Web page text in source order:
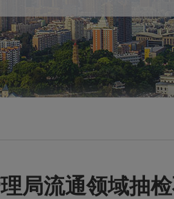
局流通领域抽